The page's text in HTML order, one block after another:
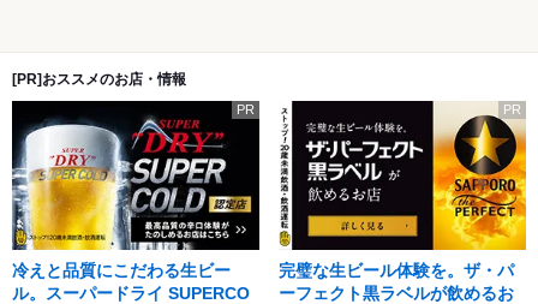
[PR]おススメのお店・情報
PR
冷えと品質にこだわる生ビー
ル。スーパードライ SUPERCO
PR
完璧な生ビール体験を。ザ・パ
ーフェクト黒ラベルが飲めるお